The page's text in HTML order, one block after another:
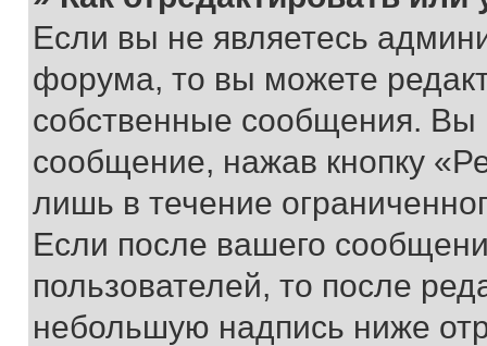
Если вы не являетесь
форума, то вы можете
собственные сообщения. Вы
сообщение, нажав кнопку
лишь в течение
Если после вашего
пользователей, то после
небольшую надпись ниже